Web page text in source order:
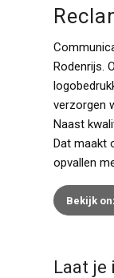
Rodenrijs.
verzorgen
Naast
Dat maakt
opvallen
Bekijk
Laat je